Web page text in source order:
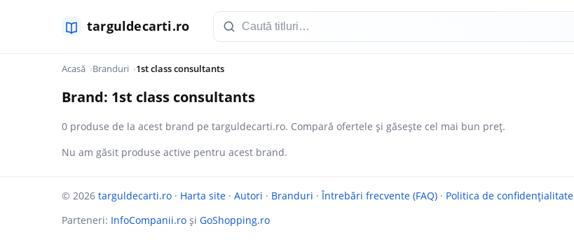
Acasă Branduri 1st class consultants
Brand: 1st class consultants
0 produse de la acest brand pe targuldecarti.ro. Compară ofertele și găsește cel mai bun preț.
Nu am găsit produse active pentru acest brand.
© 2026 targuldecarti.ro · Harta site · Autori · Branduri ·Întrebări frecvente (FAQ) · Politica de confidențialitate
Parteneri: InfoCompanii.ro și GoShopping.ro